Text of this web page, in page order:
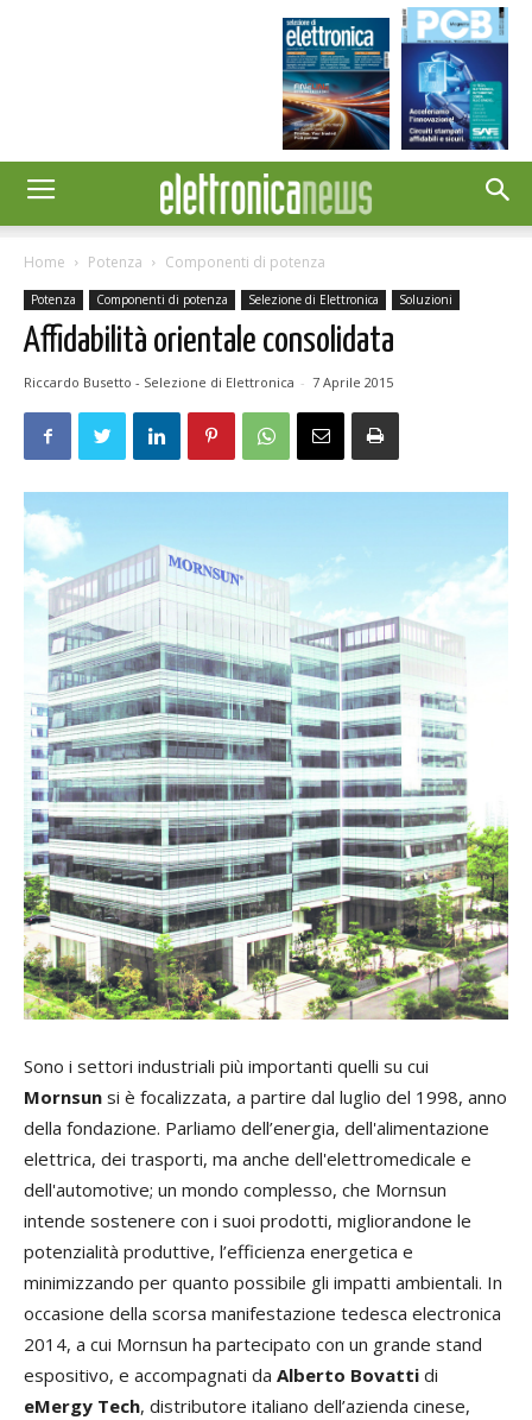
Home Potenza Componenti di potenza
Potenza Componenti di potenza Selezione di Elettronica Soluzioni
Affidabilità orientale consolidata
Riccardo Busetto - Selezione di Elettronica - 7 Aprile 2015
Sono i settori industriali più importanti quelli su cui
Mornsun si è focalizzata, a partire dal luglio del 1998, anno
della fondazione. Parliamo dell’energia, dell'alimentazione
elettrica, dei trasporti, ma anche dell'elettromedicale e
dell'automotive; un mondo complesso, che Mornsun
intende sostenere con i suoi prodotti, migliorandone le
potenzialità produttive, l’efficienza energetica e
minimizzando per quanto possibile gli impatti ambientali. In
occasione della scorsa manifestazione tedesca electronica
2014, a cui Mornsun ha partecipato con un grande stand
espositivo, e accompagnati da Alberto Bovatti di
eMergy Tech, distributore italiano dell’azienda cinese,